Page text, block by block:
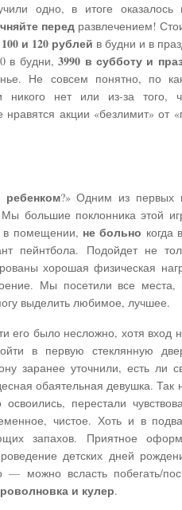
одно, в итоге оказалось
перед развлечением!
100 и 120 рублей в будни и в
в будни,3990 в субботу и
Не совсем понятно, по
нет или из-за того,
акции «безлимит» от
?» Одним из первых
Мы большие поклонника этой
в помещении, не больно когда
пейнтбола. Подойдет не
хорошая физическая
Мы посетили все места,
выделить любимое, лучшее.
его было несложно, хотя вход
в первую стеклянную
заранее уточнили, есть ли
обаятельная девушка. Так
перестали
чистое. Хоть и в
запахов. Приятное
детских дней
можно всласть побегать/
и кулер.